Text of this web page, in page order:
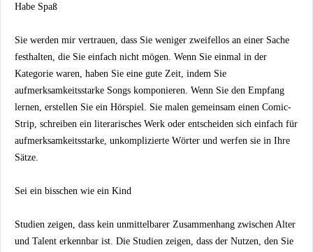
Habe Spaß
Sie werden mir vertrauen, dass Sie weniger zweifellos an einer Sache
festhalten, die Sie einfach nicht mögen. Wenn Sie einmal in der
Kategorie waren, haben Sie eine gute Zeit, indem Sie
aufmerksamkeitsstarke Songs komponieren. Wenn Sie den Empfang
lernen, erstellen Sie ein Hörspiel. Sie malen gemeinsam einen Comic-
Strip, schreiben ein literarisches Werk oder entscheiden sich einfach für
aufmerksamkeitsstarke, unkomplizierte Wörter und werfen sie in Ihre
Sätze.
Sei ein bisschen wie ein Kind
Studien zeigen, dass kein unmittelbarer Zusammenhang zwischen Alter
und Talent erkennbar ist. Die Studien zeigen, dass der Nutzen, den Sie